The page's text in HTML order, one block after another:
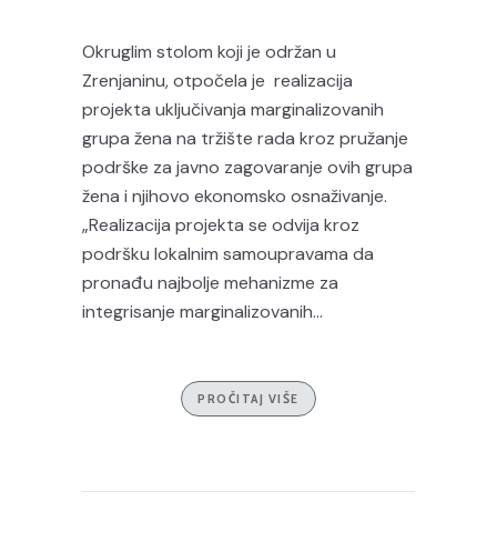
Okruglim stolom koji je održan u
Zrenjaninu, otpočela je realizacija
projekta uključivanja marginalizovanih
grupa žena na tržište rada kroz pružanje
podrške za javno zagovaranje ovih grupa
žena i njihovo ekonomsko osnaživanje.
„Realizacija projekta se odvija kroz
podršku lokalnim samoupravama da
pronađu najbolje mehanizme za
integrisanje marginalizovanih...
PROČITAJ VIŠE